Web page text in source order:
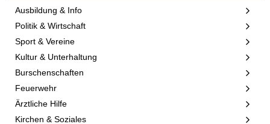
Ausbildung & Info
Politik & Wirtschaft
Sport & Vereine
Kultur & Unterhaltung
Burschenschaften
Feuerwehr
Ärztliche Hilfe
Kirchen & Soziales